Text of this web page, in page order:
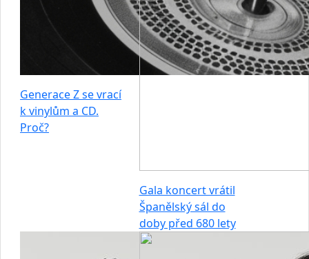
Generace Z se vrací
k vinylům a CD.
Proč?
Gala koncert vrátil
Španělský sál do
doby před 680 lety